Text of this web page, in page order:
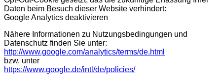
Daten beim Besuch dieser Website verhindert:
Google Analytics deaktivieren
Nähere Informationen zu Nutzungsbedingungen und
Datenschutz finden Sie unter:
http://www.google.com/analytics/terms/de.html
bzw. unter
https://www.google.de/intl/de/policies/